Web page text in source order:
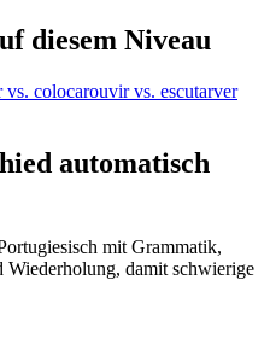
diesem Niveau
vs. colocarouvir vs. escutarver
automatisch
mit Grammatik,
damit schwierige